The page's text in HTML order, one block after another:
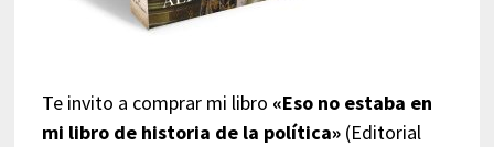
Te invito a comprar mi libro «Eso no estaba en
mi libro de historia de la política»(Editorial